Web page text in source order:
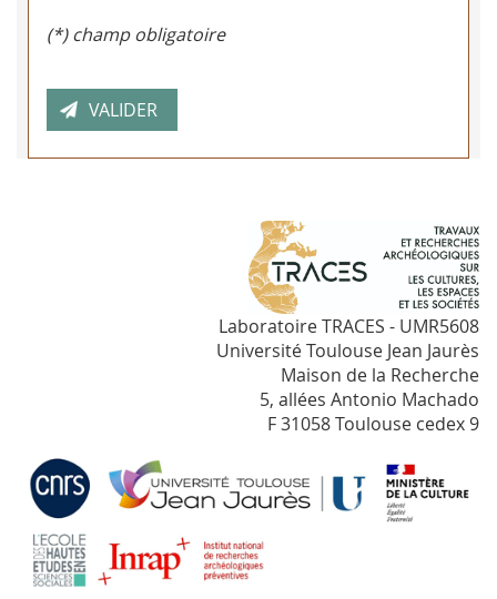
(*) champ obligatoire
Laboratoire TRACES - UMR5608
Université Toulouse Jean Jaurès
Maison de la Recherche
5, allées Antonio Machado
F 31058 Toulouse cedex 9